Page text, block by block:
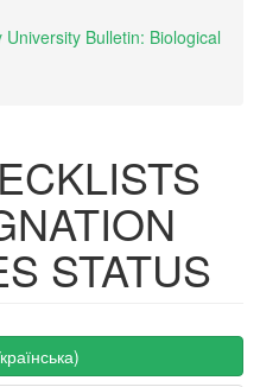
Bulletin: Biological
STATUS